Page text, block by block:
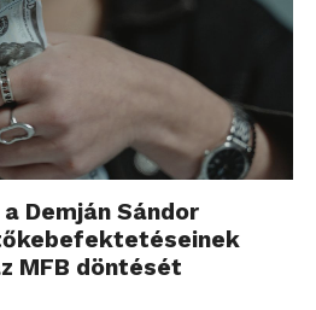
Demján Sándor
MFB döntését